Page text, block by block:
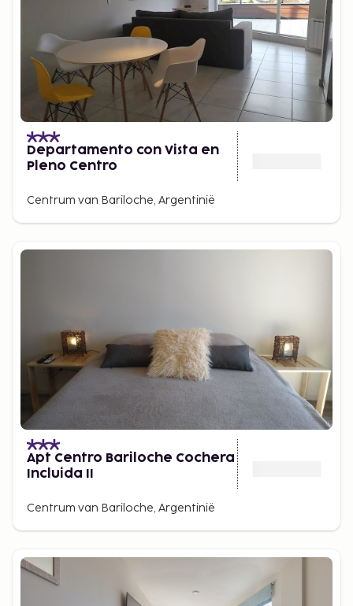
Departamento con Vista en
Pleno Centro
Centrum van Bariloche, Argentinië
Apt Centro Bariloche Cochera
Incluida II
Centrum van Bariloche, Argentinië